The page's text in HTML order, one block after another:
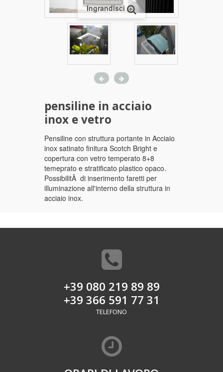
Ingrandisci
pensiline in acciaio
inox e vetro
Pensiline con struttura portante in Acciaio
inox satinato finitura Scotch Bright e
copertura con vetro temperato 8+8
temeprato e stratificato plastico opaco.
PossibilitÃ di inserimento faretti per
illuminazione all'interno della struttura in
acciaio inox.
+39 080 219 89 89
+39 366 591 77 31
TELEFONO